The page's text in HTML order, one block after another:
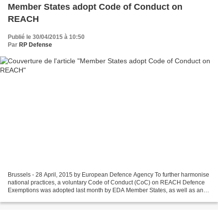
Member States adopt Code of Conduct on
REACH
Publié le 30/04/2015 à 10:50
Par RP Defense
Brussels - 28 April, 2015 by European Defence Agency To further harmonise
national practices, a voluntary Code of Conduct (CoC) on REACH Defence
Exemptions was adopted last month by EDA Member States, as well as an